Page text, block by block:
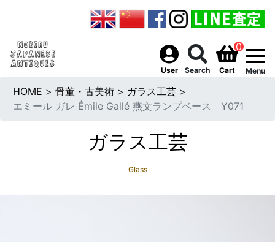
User Search
0
Cart Menu
HOME > 骨董・古美術 > ガラス工芸 >
エミール ガレ Émile Gallé 燕文ランプベース Y071
ガラス工芸
Glass